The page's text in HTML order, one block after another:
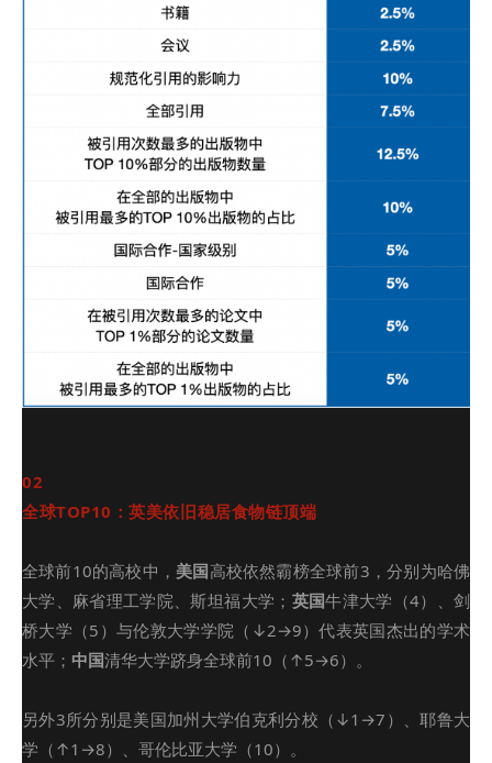
02
全球TOP10：英美依旧稳居食物链顶端
全球前10的高校中， 美国高校依然霸榜全球前3，分别为哈佛
大学、麻省理工学院、斯坦福大学； 英国牛津大学（4）、剑
桥大学（5）与伦敦大学学院（↓2→9）代表英国杰出的学术
水平； 中国清华大学跻身全球前10（↑5→6）。
另外3所分别是美国加州大学伯克利分校（↓1→7）、耶鲁大
学（↑1→8）、哥伦比亚大学（10）。